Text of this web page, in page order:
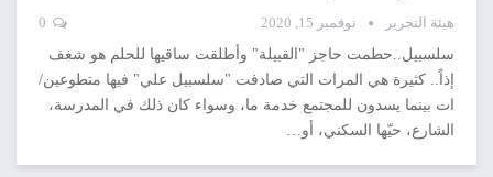
هيئة التحرير نوفمبر 15, 2020
سلسبيل..حطمت حاجز "القبيلة" وأطلقت ساقيها للحلم هو شغف
إذاً.. كثيرة هي المرات التي صادفت "سلسبيل علي" فيها متطوعين/
ات بينما يسدون للمجتمع خدمة ما، وسواء كان ذلك في المدرسة،
الشارع، حيّها السكني، أو…